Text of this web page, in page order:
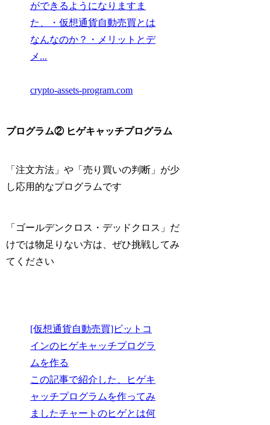
ができるようになりますま
た、・仮想通貨自動売買とは
なんなのか？・メリットとデ
メ...
crypto-assets-program.com
プログラム② ヒゲキャッチプログラム
「注文方法」や「売り買いの判断」が少
し応用的なプログラムです
「ゴールデンクロス・デッドクロス」だ
けでは物足りない方は、ぜひ挑戦してみ
てください
[仮想通貨自動売買]ビットコ
インのヒゲキャッチプログラ
ムを作る
この記事で紹介した、ヒゲキ
ャッチプログラムを作ってみ
ましたチャートのヒゲとは何